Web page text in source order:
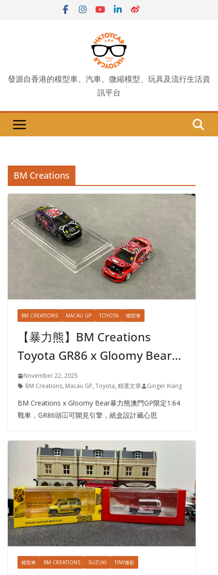
發源自香港的模型車、汽車、微縮模型、玩具及流行生活資
訊平台
BM Creations
BM CREATIONS MACAU GP TOYOTA 模型車
【暴力熊】BM Creations
Toyota GR86 x Gloomy Bear…
November 22, 2025
BM Creations, Macau GP, Toyota, 精選文章 Ginger Kiang
BM Creations x Gloomy Bear暴力熊澳門GP限定1:64
戰車，GR86頭冚可開見引擎，紙盒設計藏心思
模型車 BM CREATIONS SUZUKI TINY微影